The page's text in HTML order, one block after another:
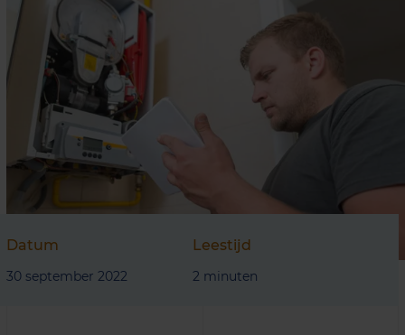
Datum
30 september 2022
Leestijd
2 minuten